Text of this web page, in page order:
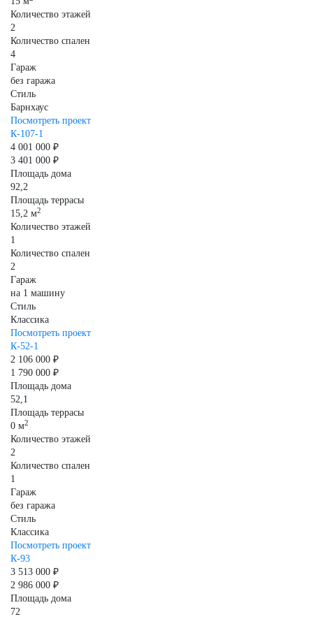
Количество этажей
2
Количество спален
4
Гараж
без гаража
Стиль
Барнхаус
Посмотреть проект
К-107-1
4 001 000 ₽
3 401 000 ₽
Площадь дома
92,2
Площадь террасы
15,2 м2
Количество этажей
1
Количество спален
2
Гараж
на 1 машину
Стиль
Классика
Посмотреть проект
К-52-1
2 106 000 ₽
1 790 000 ₽
Площадь дома
52,1
Площадь террасы
0 м2
Количество этажей
2
Количество спален
1
Гараж
без гаража
Стиль
Классика
Посмотреть проект
К-93
3 513 000 ₽
2 986 000 ₽
Площадь дома
72